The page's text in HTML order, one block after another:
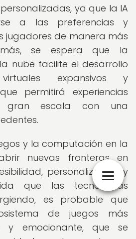
ya que la IA
a las preferencias y
jugadores de manera más
se espera que la
nube facilite el desarrollo
expansivos y
permitirá experiencias
gran escala con una
y la computación en la
nuevas fronteras en
personalización y
que las tecnologías
es probable que
de juegos más
y emocionante, que se